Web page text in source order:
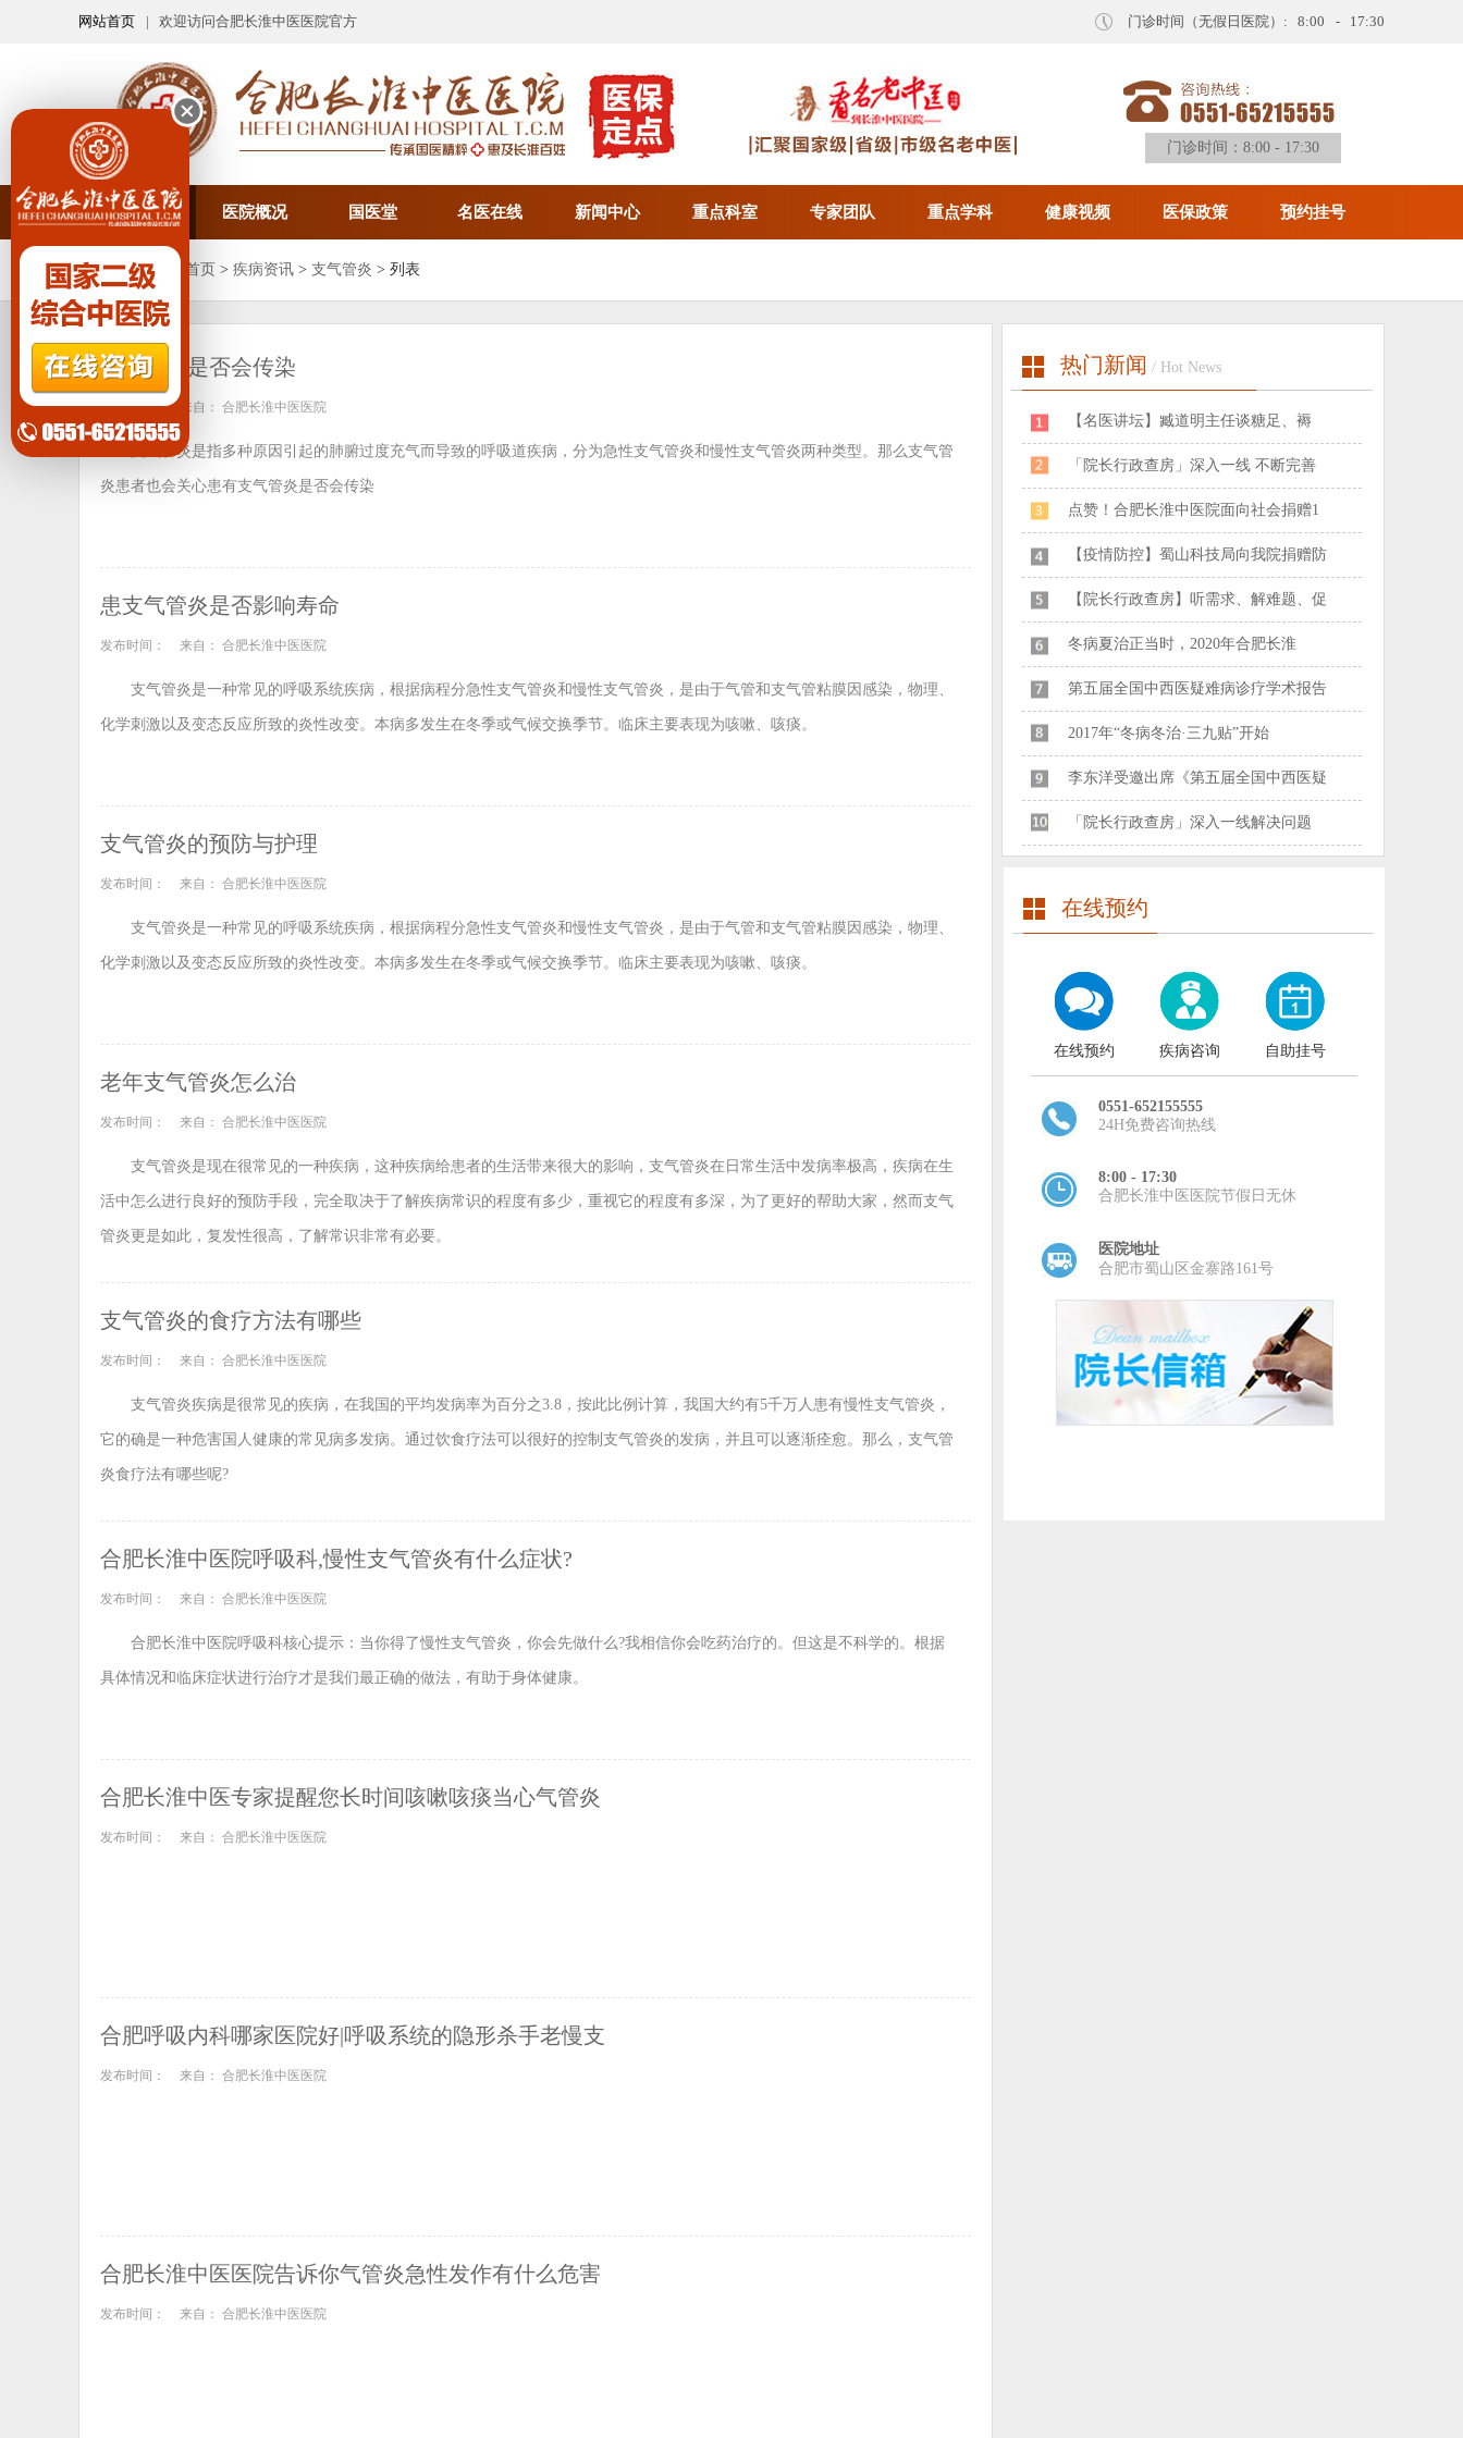
网站首页 | 欢迎访问合肥长淮中医医院官方 门诊时间（无假日医院）: 8:00 - 17:30
门诊时间：8:00 - 17:30
医院首页 医院概况 国医堂 名医在线 新闻中心 重点科室 专家团队 重点学科 健康视频 医保政策 预约挂号
您当前的位置： 首页 > 疾病资讯 > 支气管炎 > 列表
支气管炎是否会传染
发布时间： 来自： 合肥长淮中医医院
支气管炎是指多种原因引起的肺腑过度充气而导致的呼吸道疾病，分为急性支气管炎和慢性支气管炎两种类型。那么支气管
炎患者也会关心患有支气管炎是否会传染
患支气管炎是否影响寿命
发布时间： 来自： 合肥长淮中医医院
支气管炎是一种常见的呼吸系统疾病，根据病程分急性支气管炎和慢性支气管炎，是由于气管和支气管粘膜因感染，物理、
化学刺激以及变态反应所致的炎性改变。本病多发生在冬季或气候交换季节。临床主要表现为咳嗽、咳痰。
支气管炎的预防与护理
发布时间： 来自： 合肥长淮中医医院
支气管炎是一种常见的呼吸系统疾病，根据病程分急性支气管炎和慢性支气管炎，是由于气管和支气管粘膜因感染，物理、
化学刺激以及变态反应所致的炎性改变。本病多发生在冬季或气候交换季节。临床主要表现为咳嗽、咳痰。
老年支气管炎怎么治
发布时间： 来自： 合肥长淮中医医院
支气管炎是现在很常见的一种疾病，这种疾病给患者的生活带来很大的影响，支气管炎在日常生活中发病率极高，疾病在生
活中怎么进行良好的预防手段，完全取决于了解疾病常识的程度有多少，重视它的程度有多深，为了更好的帮助大家，然而支气
管炎更是如此，复发性很高，了解常识非常有必要。
支气管炎的食疗方法有哪些
发布时间： 来自： 合肥长淮中医医院
支气管炎疾病是很常见的疾病，在我国的平均发病率为百分之3.8，按此比例计算，我国大约有5千万人患有慢性支气管炎，
它的确是一种危害国人健康的常见病多发病。通过饮食疗法可以很好的控制支气管炎的发病，并且可以逐渐痊愈。那么，支气管
炎食疗法有哪些呢?
合肥长淮中医院呼吸科,慢性支气管炎有什么症状?
发布时间： 来自： 合肥长淮中医医院
合肥长淮中医院呼吸科核心提示：当你得了慢性支气管炎，你会先做什么?我相信你会吃药治疗的。但这是不科学的。根据
具体情况和临床症状进行治疗才是我们最正确的做法，有助于身体健康。
合肥长淮中医专家提醒您长时间咳嗽咳痰当心气管炎
发布时间： 来自： 合肥长淮中医医院
合肥呼吸内科哪家医院好|呼吸系统的隐形杀手老慢支
发布时间： 来自： 合肥长淮中医医院
合肥长淮中医医院告诉你气管炎急性发作有什么危害
发布时间： 来自： 合肥长淮中医医院
热门新闻 / Hot News
​【名医讲坛】臧道明主任谈糖足、褥
「院长行政查房」深入一线 不断完善
点赞！合肥长淮中医院面向社会捐赠1
【疫情防控】蜀山科技局向我院捐赠防
【院长行政查房】听需求、解难题、促
冬病夏治正当时，2020年合肥长淮
第五届全国中西医疑难病诊疗学术报告
2017年“冬病冬治·三九贴”开始
李东洋受邀出席《第五届全国中西医疑
「院长行政查房」深入一线解决问题
在线预约
在线预约 疾病咨询 自助挂号
0551-652155555
24H免费咨询热线
8:00 - 17:30
合肥长淮中医医院节假日无休
医院地址
合肥市蜀山区金寨路161号